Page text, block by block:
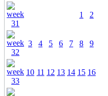
1 2
3 4 5 6 7 8 9
10 11 12 13 14 15 16